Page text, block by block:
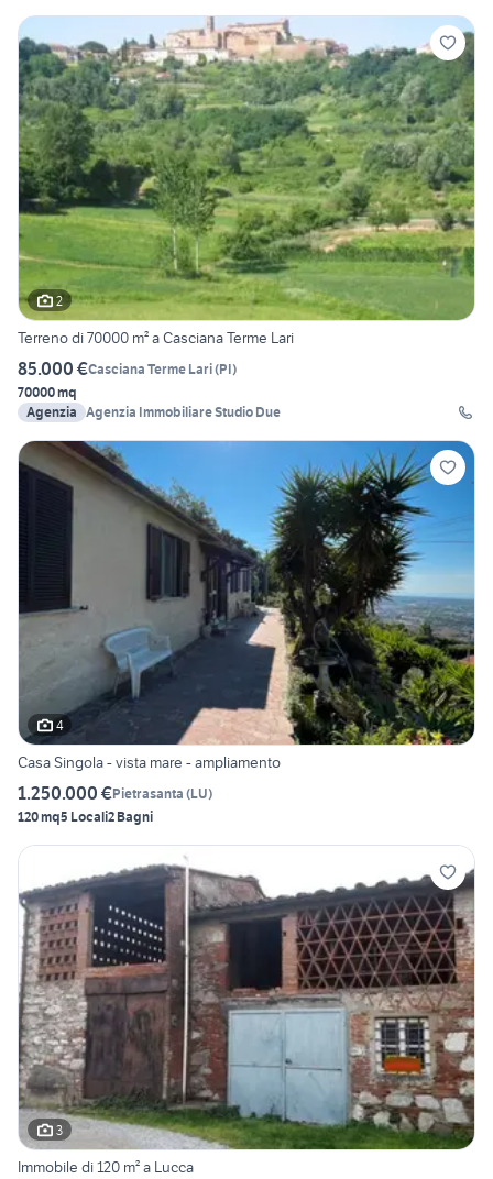
2
Terreno di 70000 m² a Casciana Terme Lari
85.000 €Casciana Terme Lari(PI)
70000 mq
Agenzia Agenzia Immobiliare Studio Due
4
Casa Singola - vista mare - ampliamento
1.250.000 €Pietrasanta (LU)
120 mq5 Locali2 Bagni
3
Immobile di 120 m² a Lucca